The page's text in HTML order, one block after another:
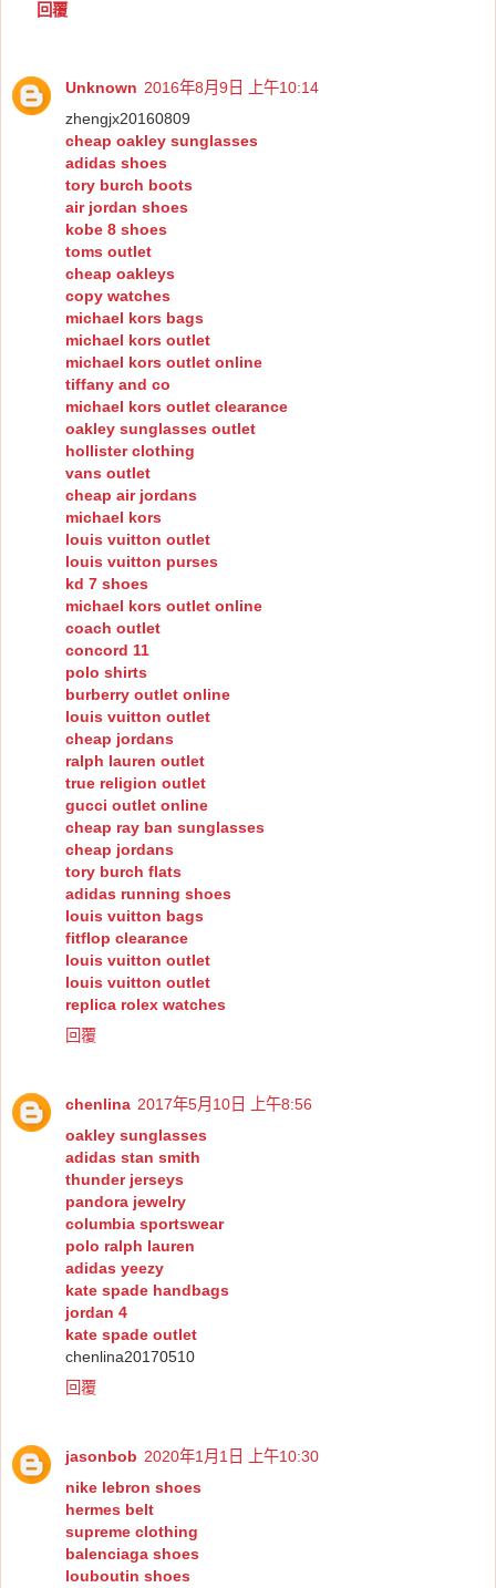
回覆
Unknown 2016年8月9日 上午10:14
zhengjx20160809
cheap oakley sunglasses
adidas shoes
tory burch boots
air jordan shoes
kobe 8 shoes
toms outlet
cheap oakleys
copy watches
michael kors bags
michael kors outlet
michael kors outlet online
tiffany and co
michael kors outlet clearance
oakley sunglasses outlet
hollister clothing
vans outlet
cheap air jordans
michael kors
louis vuitton outlet
louis vuitton purses
kd 7 shoes
michael kors outlet online
coach outlet
concord 11
polo shirts
burberry outlet online
louis vuitton outlet
cheap jordans
ralph lauren outlet
true religion outlet
gucci outlet online
cheap ray ban sunglasses
cheap jordans
tory burch flats
adidas running shoes
louis vuitton bags
fitflop clearance
louis vuitton outlet
louis vuitton outlet
replica rolex watches
回覆
chenlina 2017年5月10日 上午8:56
oakley sunglasses
adidas stan smith
thunder jerseys
pandora jewelry
columbia sportswear
polo ralph lauren
adidas yeezy
kate spade handbags
jordan 4
kate spade outlet
chenlina20170510
回覆
jasonbob 2020年1月1日 上午10:30
nike lebron shoes
hermes belt
supreme clothing
balenciaga shoes
louboutin shoes